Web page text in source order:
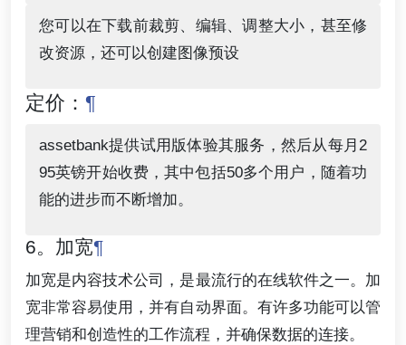
您可以在下载前裁剪、编辑、调整大小，甚至修
改资源，还可以创建图像预设
定价： ¶
assetbank提供试用版体验其服务，然后从每月2
95英镑开始收费，其中包括50多个用户，随着功
能的进步而不断增加。
6。加宽¶
加宽是内容技术公司，是最流行的在线软件之一。加
宽非常容易使用，并有自动界面。有许多功能可以管
理营销和创造性的工作流程，并确保数据的连接。